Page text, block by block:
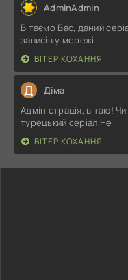
AdminAdmin
Вітаємо Вас, даний
записів у мережі
ВІТЕР КОХАННЯ
Д Діма
Адміністрація, вітаю!
турецький серіал Не
ВІТЕР КОХАННЯ